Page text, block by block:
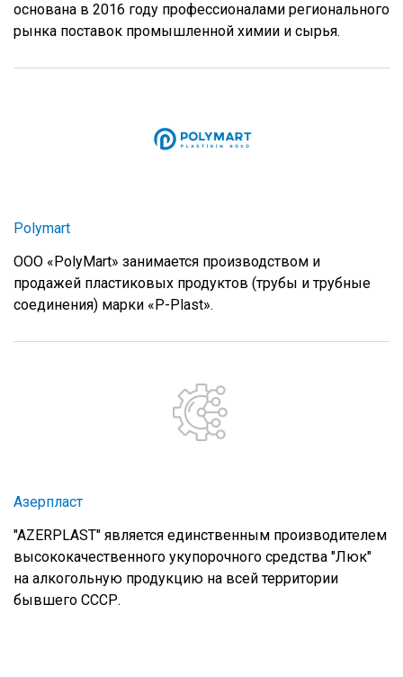
основана в 2016 году профессионалами регионального
рынка поставок промышленной химии и сырья.
Polymart
ООО «PolyMart» занимается производством и
продажей пластиковых продуктов (трубы и трубные
соединения) марки «P-Plast».
Азерпласт
"AZERPLAST" является единственным производителем
высококачественного укупорочного средства "Люк"
на алкогольную продукцию на всей территории
бывшего СССР.